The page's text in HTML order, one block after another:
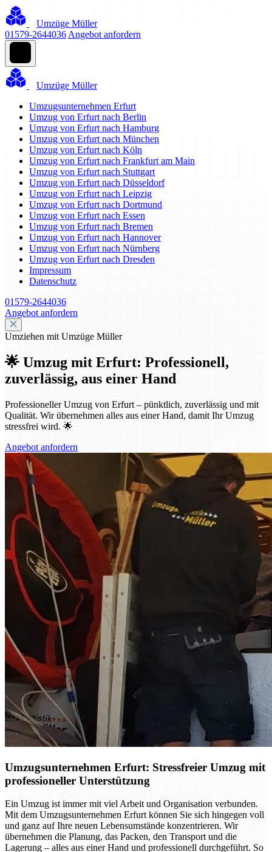
Umzüge Müller
01579-2644036 Angebot anfordern
Umzüge Müller
Umzugsunternehmen Erfurt
Umzug von Erfurt nach Berlin
Umzug von Erfurt nach Hamburg
Umzug von Erfurt nach München
Umzug von Erfurt nach Köln
Umzug von Erfurt nach Frankfurt am Main
Umzug von Erfurt nach Stuttgart
Umzug von Erfurt nach Düsseldorf
Umzug von Erfurt nach Leipzig
Umzug von Erfurt nach Dortmund
Umzug von Erfurt nach Essen
Umzug von Erfurt nach Bremen
Umzug von Erfurt nach Hannover
Umzug von Erfurt nach Nürnberg
Umzug von Erfurt nach Dresden
Impressum
Datenschutz
01579-2644036
Angebot anfordern
Umziehen mit Umzüge Müller
🌟 Umzug mit Erfurt: Professionell,
zuverlässig, aus einer Hand
Professioneller Umzug von Erfurt – pünktlich, zuverlässig und mit
Qualität. Wir übernehmen alles aus einer Hand, damit Ihr Umzug
stressfrei wird. 🌟
Angebot anfordern
Umzugsunternehmen Erfurt: Stressfreier Umzug mit
professioneller Unterstützung
Ein Umzug ist immer mit viel Arbeit und Organisation verbunden.
Mit dem Umzugsunternehmen Erfurt können Sie sich hingegen voll
und ganz auf Ihre neuen Lebensumstände konzentrieren. Wir
übernehmen die Planung, das Packen, den Transport und die
Lagerung – alles aus einer Hand und professionell durchgeführt. So